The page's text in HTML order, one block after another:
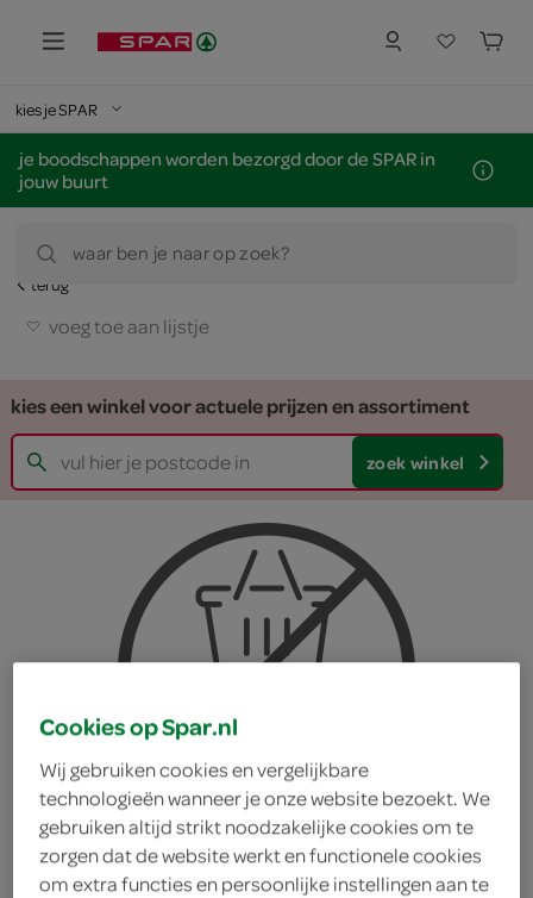
kies je SPAR
je boodschappen worden bezorgd door de SPAR in
jouw buurt
waar ben je naar op zoek?
terug
voeg toe aan lijstje
kies een winkel voor actuele prijzen en assortiment
zoek winkel
Cookies op Spar.nl
Wij gebruiken cookies en vergelijkbare
technologieën wanneer je onze website bezoekt. We
gebruiken altijd strikt noodzakelijke cookies om te
zorgen dat de website werkt en functionele cookies
om extra functies en persoonlijke instellingen aan te